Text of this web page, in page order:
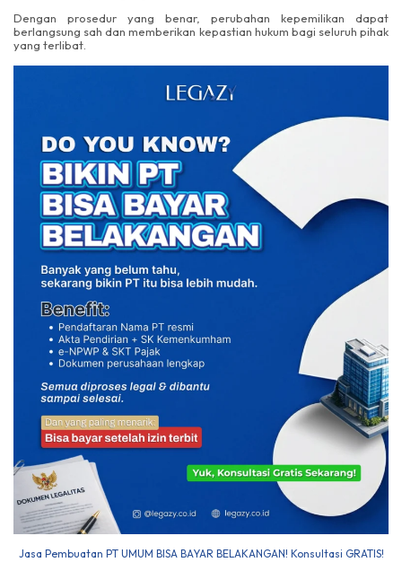
Dengan prosedur yang benar, perubahan kepemilikan dapat
berlangsung sah dan memberikan kepastian hukum bagi seluruh pihak
yang terlibat.
Jasa Pembuatan PT UMUM BISA BAYAR BELAKANGAN! Konsultasi GRATIS!